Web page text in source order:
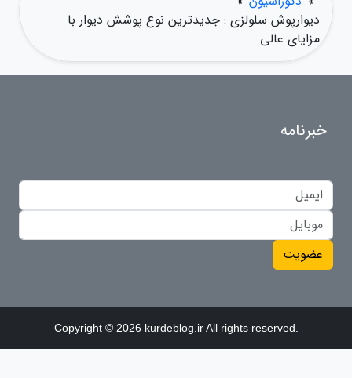
دیوارپوش سلولزی : جدیدترین نوع پوشش دیوار با
مزایای عالی
خبرنامه
عضویت
Copyright © 2026 kurdeblog.ir All rights reserved.